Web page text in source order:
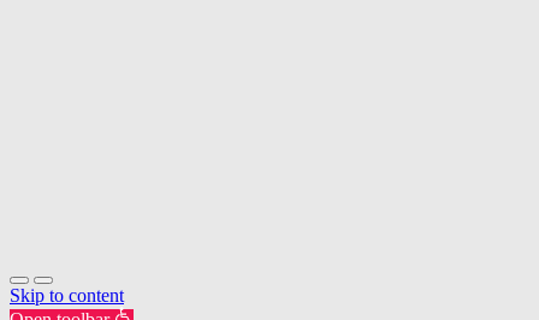
Skip to content